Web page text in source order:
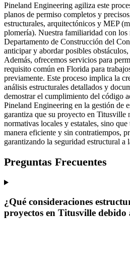
Pineland Engineering agiliza este
planos de permiso completos y
estructurales, arquitectónicos y MEP
plomería). Nuestra familiaridad con los
Departamento de Construcción del
anticipar y abordar posibles
Además, ofrecemos servicios para
requisito común en Florida para
previamente. Este proceso implica la
análisis estructurales detallados y
demostrar el cumplimiento del código
Pineland Engineering en la gestión de
garantiza que su proyecto en Titusville
normativas locales y estatales, sino
manera eficiente y sin contratiempos,
garantizando la seguridad estructural a
Preguntas Frecuentes
¿Qué consideraciones
proyectos en Titusville debido